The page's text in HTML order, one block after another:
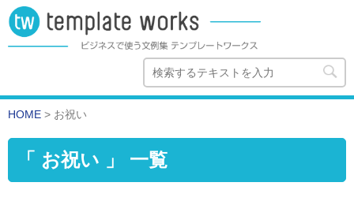
HOME > お祝い
「 お祝い 」 一覧